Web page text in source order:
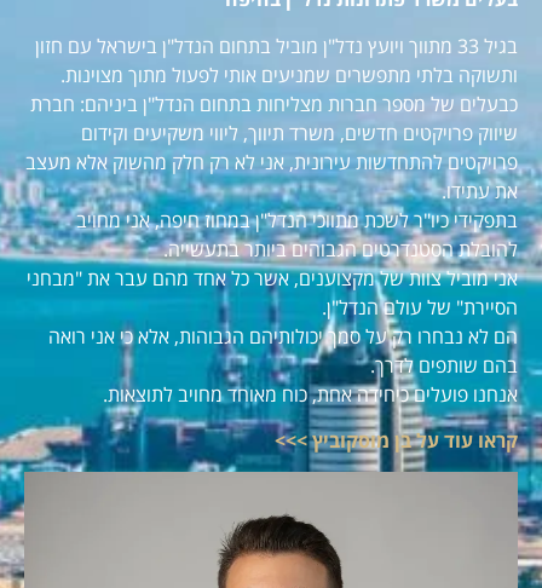
בגיל 33 מתווך ויועץ נדל"ן מוביל בתחום הנדל"ן בישראל עם חזון
ותשוקה בלתי מתפשרים שמניעים אותי לפעול מתוך מצוינות.
כבעלים של מספר חברות מצליחות בתחום הנדל"ן ביניהם: חברת
שיווק פרויקטים חדשים, משרד תיווך, ליווי משקיעים וקידום
פרויקטים להתחדשות עירונית, אני לא רק חלק מהשוק אלא מעצב
את עתידו.
בתפקידי כיו"ר לשכת מתווכי הנדל"ן במחוז חיפה, אני מחויב
להובלת הסטנדרטים הגבוהים ביותר בתעשייה.
אני מוביל צוות של מקצוענים, אשר כל אחד מהם עבר את "מבחני
הסיירת" של עולם הנדל"ן.
הם לא נבחרו רק על סמך יכולותיהם הגבוהות, אלא כי אני רואה
בהם שותפים לדרך.
אנחנו פועלים כיחידה אחת, כוח מאוחד מחויב לתוצאות.
קראו עוד על בן מוסקוביץ >>>